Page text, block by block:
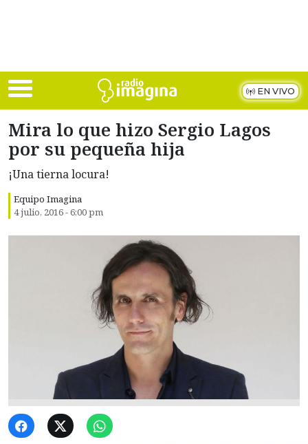
EN VIVO
Mira lo que hizo Sergio Lagos
por su pequeña hija
¡Una tierna locura!
Equipo Imagina
4 julio, 2016 - 6:00 pm